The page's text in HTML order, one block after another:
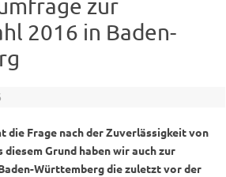
zur
2016 in Baden-
die Frage nach der Zuverlässigkeit von
Grund haben wir auch zur
Württemberg die zuletzt vor der